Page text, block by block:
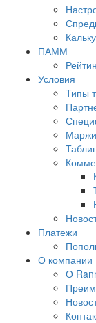
ПАММ
Условия
Типы
Платежи
О компании
О